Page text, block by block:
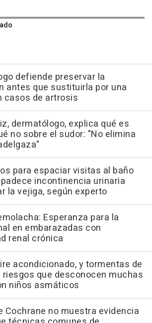
defiende preservar la
antes que sustituirla por una
casos de artrosis
dermatólogo, explica qué es
no sobre el sudor: "No elimina
para espaciar visitas al baño
incontinencia urinaria
la vejiga, según experto
Esperanza para la
en embarazadas con
renal crónica
acondicionado, y tormentas de
riesgos que desconocen muchas
niños asmáticos
Cochrane no muestra evidencia